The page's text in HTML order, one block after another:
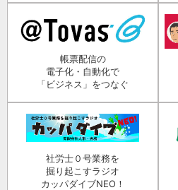
帳票配信の
電子化・自動化で
「ビジネス」をつなぐ
社労士０号業務を
掘り起こすラジオ
カッパダイブNEO！